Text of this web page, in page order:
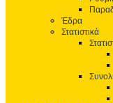
Έδρα
Στατιστικά